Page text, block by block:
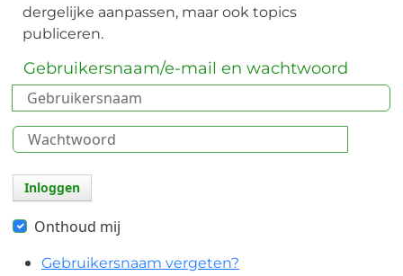
dergelijke aanpassen, maar ook topics
publiceren.
Gebruikersnaam/e-mail en wachtwoord
Gebruikersnaam
Inloggen
Onthoud mij
Gebruikersnaam vergeten?